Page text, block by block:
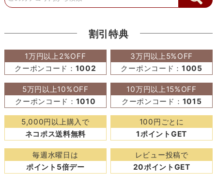
割引特典
1万円以上2%OFF
クーポンコード： 1002
3万円以上5%OFF
クーポンコード：1005
5万円以上10%OFF
クーポンコード： 1010
10万円以上15%OFF
クーポンコード： 1015
5,000円以上購入で
ネコポス送料無料
100円ごとに
1ポイントGET
毎週水曜日は
ポイント5倍デー
レビュー投稿で
20ポイントGET